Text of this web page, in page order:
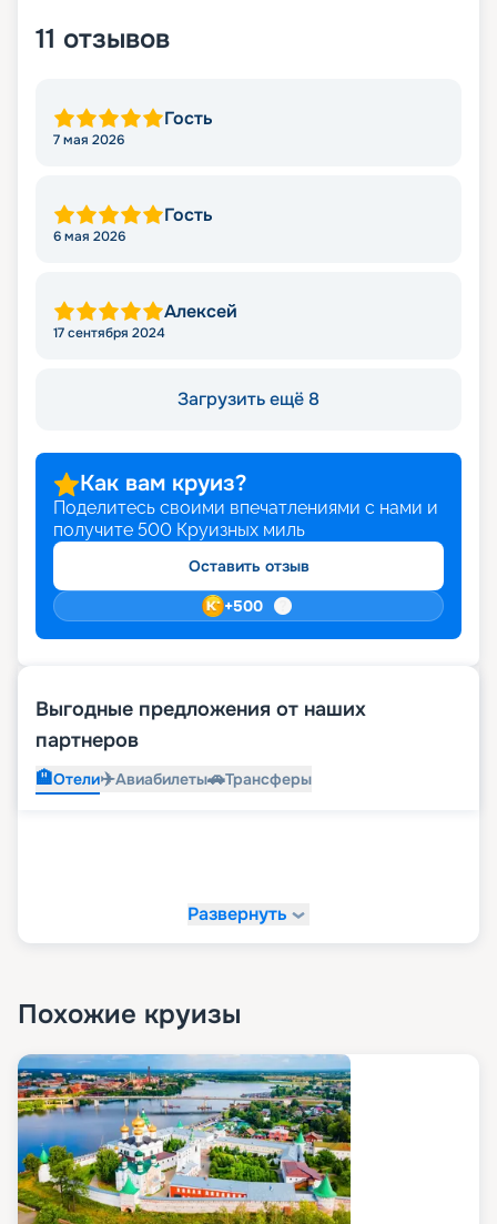
11 отзывов
Гость
7 мая 2026
Гость
6 мая 2026
Алексей
17 сентября 2024
Загрузить ещё 8
Как вам круиз?
Поделитесь своими впечатлениями с нами и
получите 500 Круизных миль
Оставить отзыв
+500
Выгодные предложения от наших
партнеров
🏨Отели✈️Авиабилеты🚗Трансферы
Развернуть
Похожие круизы